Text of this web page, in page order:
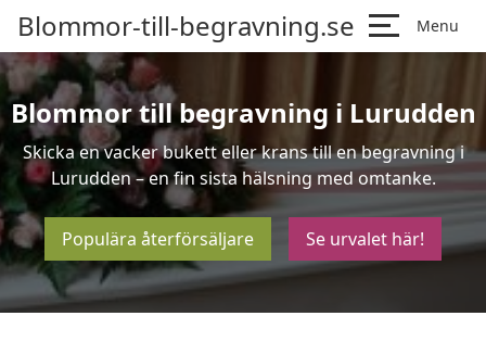
Blommor-till-begravning.se Menu
Blommor till begravning i Lurudden
Skicka en vacker bukett eller krans till en begravning i
Lurudden – en fin sista hälsning med omtanke.
Populära återförsäljare Se urvalet här!